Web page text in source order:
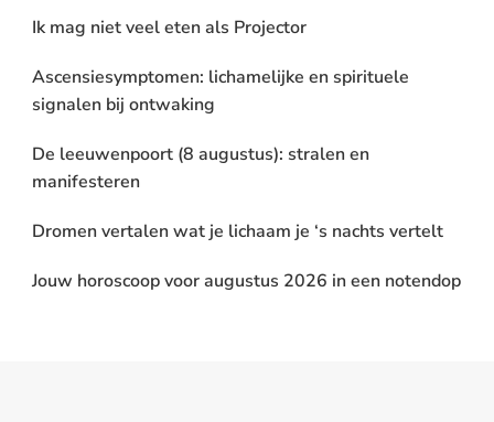
Ik mag niet veel eten als Projector
Ascensiesymptomen: lichamelijke en spirituele
signalen bij ontwaking
De leeuwenpoort (8 augustus): stralen en
manifesteren
Dromen vertalen wat je lichaam je ‘s nachts vertelt
Jouw horoscoop voor augustus 2026 in een notendop